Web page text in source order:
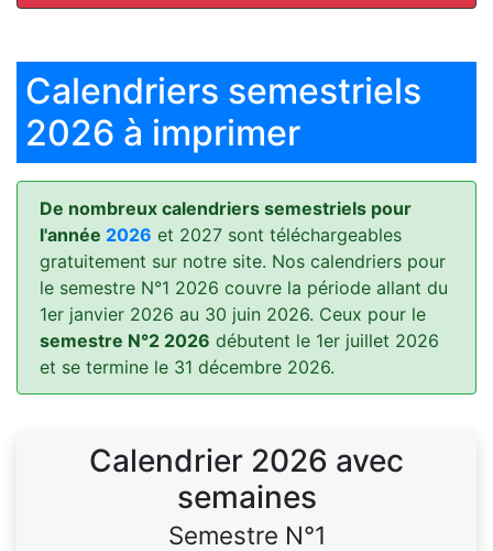
Calendriers semestriels
2026 à imprimer
De nombreux calendriers semestriels pour
l'année 2026 et 2027 sont téléchargeables
gratuitement sur notre site. Nos calendriers pour
le semestre N°1 2026 couvre la période allant du
1er janvier 2026 au 30 juin 2026. Ceux pour le
semestre N°2 2026 débutent le 1er juillet 2026
et se termine le 31 décembre 2026.
Calendrier 2026 avec
semaines
Semestre N°1